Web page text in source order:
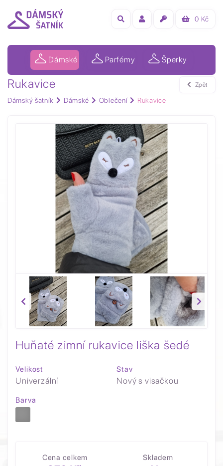
0 Kč
Dámské Parfémy Šperky
Rukavice
Dámský šatník Dámské Oblečení Rukavice
Zpět
Huňaté zimní rukavice liška šedé
Velikost
Univerzální
Stav
Nový s visačkou
Barva
Cena celkem Skladem